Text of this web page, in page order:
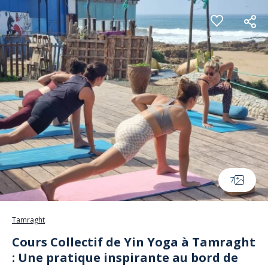
Panneau de gestion des cookies
7
Tamraght
Cours Collectif de Yin Yoga à Tamraght
: Une pratique inspirante au bord de